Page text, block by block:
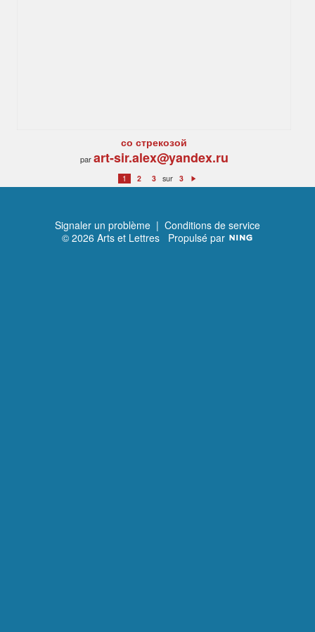
со стрекозой
parart-sir.alex@yandex.ru
1 2 3 sur 3
Suivant
Signaler un problème | Conditions de service
© 2026 Arts et Lettres Propulsé par